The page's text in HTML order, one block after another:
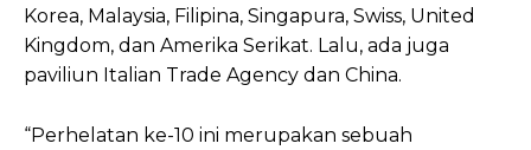
Korea, Malaysia, Filipina, Singapura, Swiss, United
Kingdom, dan Amerika Serikat. Lalu, ada juga
paviliun Italian Trade Agency dan China.
“Perhelatan ke-10 ini merupakan sebuah